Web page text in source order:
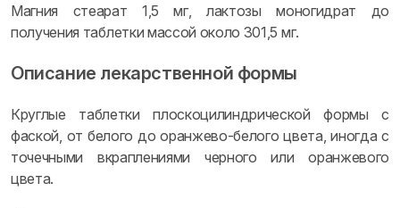
Магния стеарат 1,5 мг, лактозы моногидрат до
получения таблетки массой около 301,5 мг.
Описание лекарственной формы
Круглые таблетки плоскоцилиндрической формы с
фаской, от белого до оранжево-белого цвета, иногда с
точечными вкраплениями черного или оранжевого
цвета.